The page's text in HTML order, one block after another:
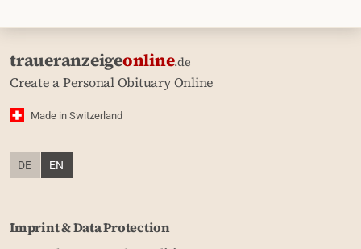
traueranzeigeonline.de
Create a Personal Obituary Online
Made in Switzerland
DE EN
Imprint & Data Protection